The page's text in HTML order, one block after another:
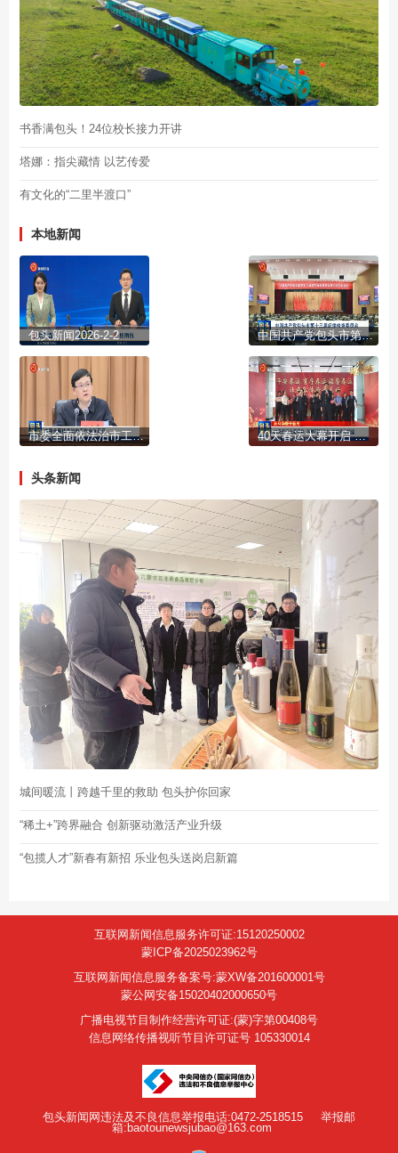
书香满包头！24位校长接力开讲
塔娜：指尖藏情 以艺传爱
有文化的“二里半渡口”
本地新闻
包头新闻2026-2-2 中国共产党包头市第十三届纪律检查委员会第六次全体会议公报
市委全面依法治市工作会议召开 40天春运大幕开启 多部门齐发力 护航平安旅途
头条新闻
城间暖流丨跨越千里的救助 包头护你回家
“稀土+”跨界融合 创新驱动激活产业升级
“包揽人才”新春有新招 乐业包头送岗启新篇
互联网新闻信息服务许可证:15120250002
蒙ICP备2025023962号
互联网新闻信息服务备案号:蒙XW备201600001号
蒙公网安备15020402000650号
广播电视节目制作经营许可证:(蒙)字第00408号
信息网络传播视听节目许可证号 105330014
包头新闻网违法及不良信息举报电话:0472-2518515
举报邮
箱:baotounewsjubao@163.com